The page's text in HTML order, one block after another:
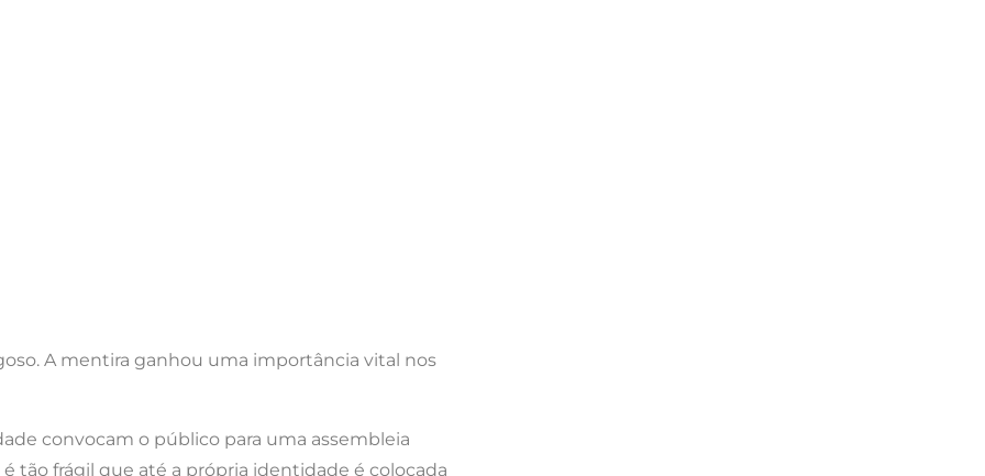
A mentira ganhou uma importância vital nos
convocam o público para uma assembleia
tão frágil que até a própria identidade é colocada